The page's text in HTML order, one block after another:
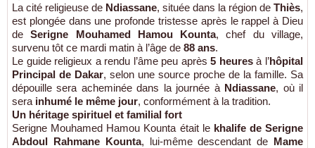
La cité religieuse de Ndiassane, située dans la région de Thiès,
est plongée dans une profonde tristesse après le rappel à Dieu
deSerigne Mouhamed Hamou Kounta, chef du village,
survenu tôt ce mardi matin à l’âge de 88 ans.
Le guide religieux a rendu l’âme peu après5 heuresà l’hôpital
Principal de Dakar, selon une source proche de la famille. Sa
dépouille sera acheminée dans la journée à Ndiassane, où il
sera inhumé le même jour, conformément à la tradition.
Un héritage spirituel et familial fort
Serigne Mouhamed Hamou Kounta était le khalife de Serigne
Abdoul Rahmane Kounta, lui-même descendant de Mame